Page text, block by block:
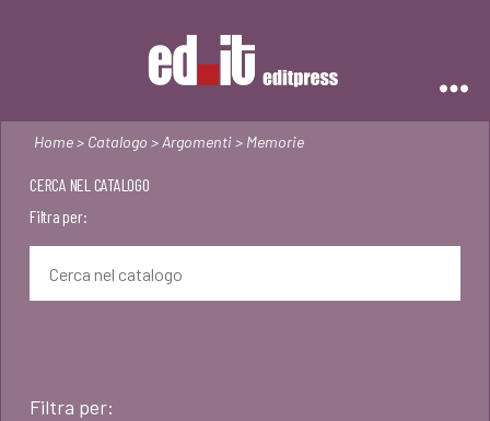
Home> Catalogo > Argomenti> Memorie
CERCA NEL CATALOGO
Filtra per:
Filtra per: